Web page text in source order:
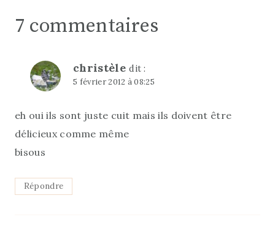
7 commentaires
christèle dit :
5 février 2012 à 08:25
eh oui ils sont juste cuit mais ils doivent être
délicieux comme même
bisous
Répondre